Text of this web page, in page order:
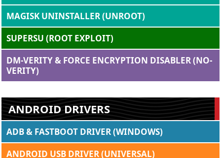
MAGISK UNINSTALLER (UNROOT)
SUPERSU (ROOT EXPLOIT)
DM-VERITY & FORCE ENCRYPTION DISABLER (NO-
VERITY)
ANDROID DRIVERS
ADB & FASTBOOT DRIVER (WINDOWS)
ANDROID USB DRIVER (UNIVERSAL)